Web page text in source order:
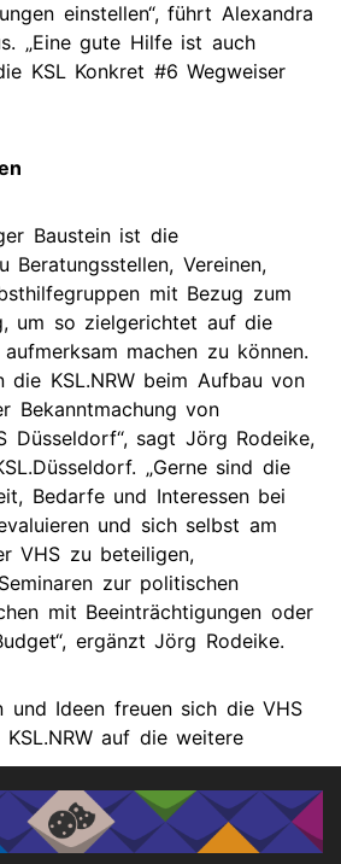
einstellen“, führt Alexandra
„Eine gute Hilfe ist auch
KSL Konkret #6 Wegweiser
Baustein ist die
Beratungsstellen, Vereinen,
mit Bezug zum
um so zielgerichtet auf die
machen zu können.
die KSL.NRW beim Aufbau von
Bekanntmachung von
Düsseldorf“, sagt Jörg Rodeike,
„Gerne sind die
Bedarfe und Interessen bei
und sich selbst am
VHS zu beteiligen,
zur politischen
mit Beeinträchtigungen oder
ergänzt Jörg Rodeike.
und Ideen freuen sich die VHS
auf die weitere